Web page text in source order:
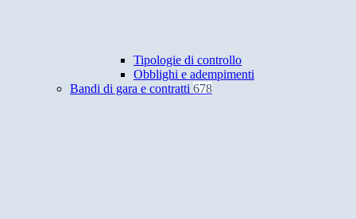
Tipologie di controllo
Obblighi e adempimenti
Bandi di gara e contratti 678